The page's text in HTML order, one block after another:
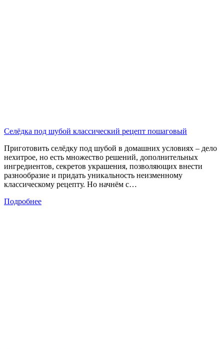
Селёдка под шубой классический рецепт пошаговый
Приготовить селёдку под шубой в домашних условиях – дело
нехитрое, но есть множество решений, дополнительных
ингредиентов, секретов украшения, позволяющих внести
разнообразие и придать уникальность неизменному
классическому рецепту. Но начнём с…
Подробнее